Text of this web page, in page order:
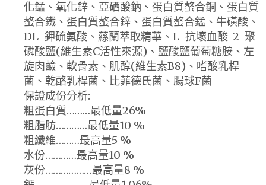
化錳、氧化鋅、亞硒酸鈉、蛋白質螯合銅、蛋白質
螯合鐵、蛋白質螯合鋅、蛋白質螯合錳、牛磺酸、
DL-鉀硫氨酸、蕬蘭萃取精華、L-抗壞血酸-2-聚
磷酸鹽(維生素C活性來源)、鹽酸鹽葡萄糖胺、左
旋肉鹼、軟骨素、肌醇(維生素B8)、嗜酸乳桿
菌、乾酪乳桿菌、比菲德氏菌、腸球F菌
保證成份分析:
粗蛋白質………最低量26%
粗脂肪…………最低量10 %
粗纖維………最高量5 %
水份…………最高量10 %
灰份………………最高量8 %